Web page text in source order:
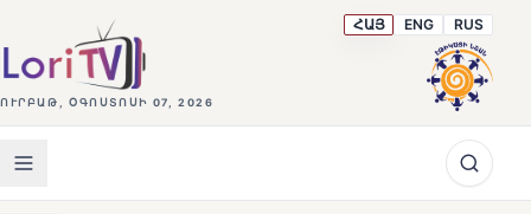
ՈՒՐԲԱԹ, ՕԳՈՍՏՈՍԻ 07, 2026
ՀԱՅ ENG RUS